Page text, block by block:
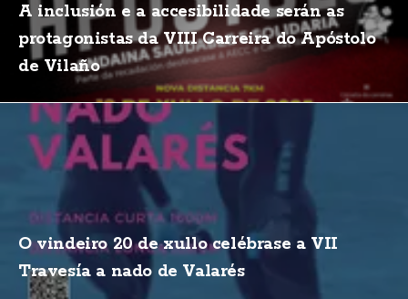
A inclusión e a accesibilidade serán as
protagonistas da VIII Carreira do Apóstolo
de Vilaño
O vindeiro 20 de xullo celébrase a VII
Travesía a nado de Valarés